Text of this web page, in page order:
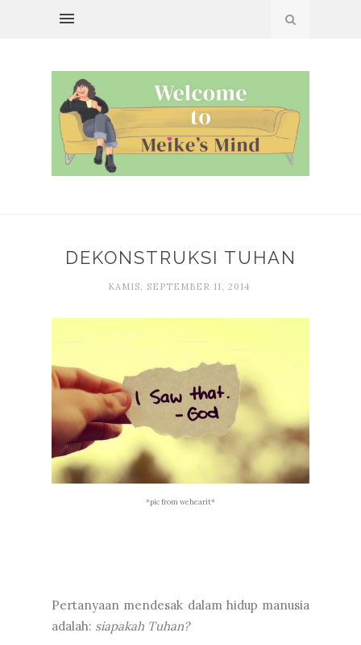
DEKONSTRUKSI TUHAN
KAMIS, SEPTEMBER 11, 2014
*pic from wehearit*
Pertanyaan mendesak dalam hidup manusia
adalah: siapakah Tuhan?